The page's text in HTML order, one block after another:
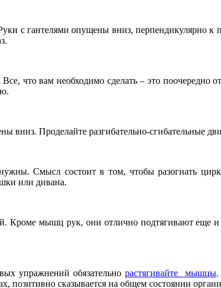
с гантелями опущены вниз, перпендикулярно
что вам необходимо сделать – это поочередно
вниз. Проделайте разгибательно-сгибательные
Смысл состоит в том, чтобы разогнать
или дивана.
Кроме мышц рук, они отлично подтягивают еще
упражнений обязательно растягивайте мышцы.
позитивно сказывается на общем состоянии